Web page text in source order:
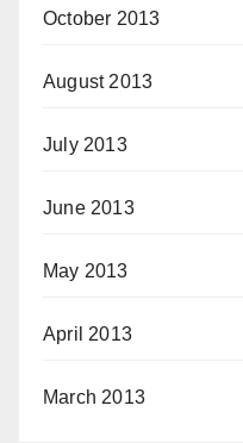
October 2013
August 2013
July 2013
June 2013
May 2013
April 2013
March 2013